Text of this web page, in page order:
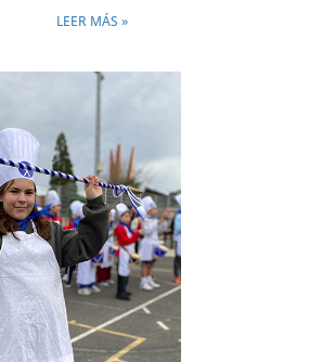
LEER MÁS »